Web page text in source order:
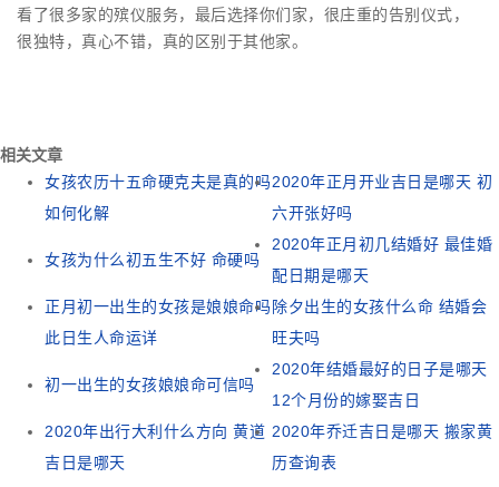
看了很多家的殡仪服务，最后选择你们家，很庄重的告别仪式，
很独特，真心不错，真的区别于其他家。
相关文章
女孩农历十五命硬克夫是真的吗
如何化解
2020年正月开业吉日是哪天 初
六开张好吗
女孩为什么初五生不好 命硬吗
2020年正月初几结婚好 最佳婚
配日期是哪天
正月初一出生的女孩是娘娘命吗
此日生人命运详
除夕出生的女孩什么命 结婚会
旺夫吗
初一出生的女孩娘娘命可信吗
2020年结婚最好的日子是哪天
12个月份的嫁娶吉日
2020年出行大利什么方向 黄道
吉日是哪天
2020年乔迁吉日是哪天 搬家黄
历查询表